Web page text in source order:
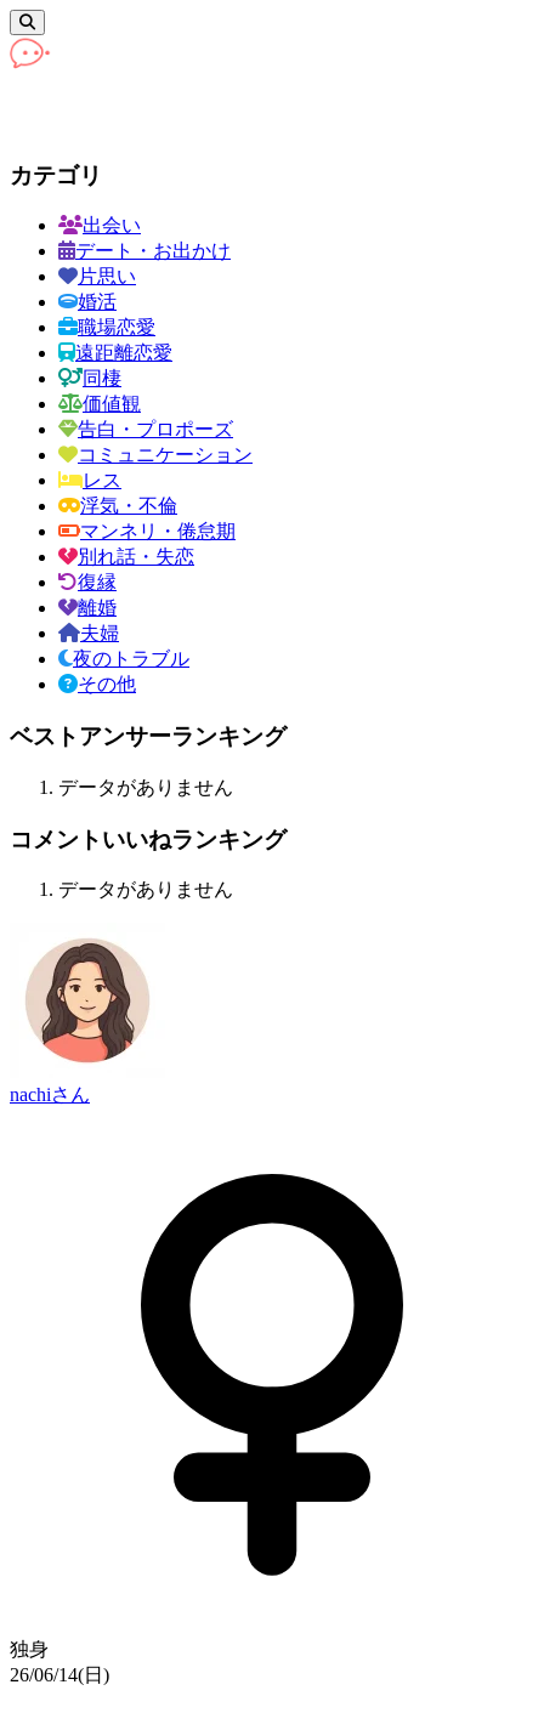
カテゴリ
出会い
デート・お出かけ
片思い
婚活
職場恋愛
遠距離恋愛
同棲
価値観
告白・プロポーズ
コミュニケーション
レス
浮気・不倫
マンネリ・倦怠期
別れ話・失恋
復縁
離婚
夫婦
夜のトラブル
その他
ベストアンサーランキング
データがありません
コメントいいねランキング
データがありません
nachiさん
独身
26/06/14(日)